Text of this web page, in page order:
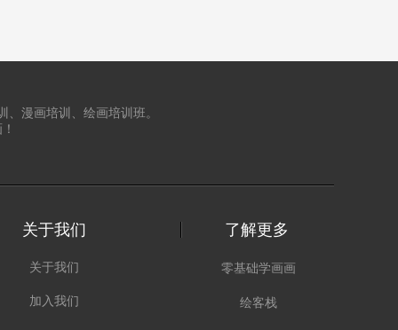
漫画培训、绘画培训班。
关于我们
关于我们
加入我们
了解更多
零基础学画画
绘客栈